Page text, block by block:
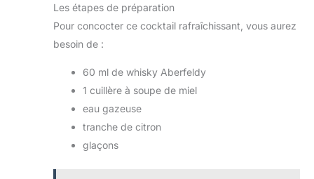
Les étapes de préparation
Pour concocter ce cocktail rafraîchissant, vous aurez
besoin de :
60 ml de whisky Aberfeldy
1 cuillère à soupe de miel
eau gazeuse
tranche de citron
glaçons